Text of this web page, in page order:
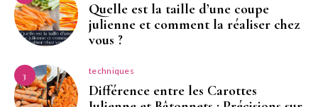
Quelle est la taille d’une coupe
julienne et comment la réaliser chez
vous ?
3 techniques
Différence entre les Carottes